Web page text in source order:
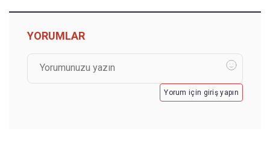
YORUMLAR
Yorum için giriş yapın